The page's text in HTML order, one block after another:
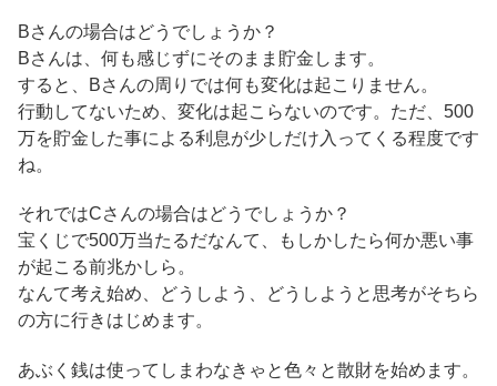
Bさんの場合はどうでしょうか？
Bさんは、何も感じずにそのまま貯金します。
すると、Bさんの周りでは何も変化は起こりません。
行動してないため、変化は起こらないのです。ただ、500
万を貯金した事による利息が少しだけ入ってくる程度です
ね。
それではCさんの場合はどうでしょうか？
宝くじで500万当たるだなんて、もしかしたら何か悪い事
が起こる前兆かしら。
なんて考え始め、どうしよう、どうしようと思考がそちら
の方に行きはじめます。
あぶく銭は使ってしまわなきゃと色々と散財を始めます。